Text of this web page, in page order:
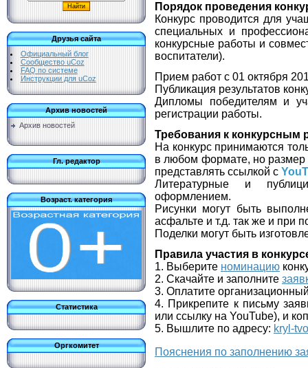
Друзья сайта
Официальный блог
Сообщество uCoz
FAQ по системе
Инструкции для uCoz
Архив новостей
Архив новостей
Гл. редактор
Возраст. категория
Статистика
Оргкомитет
Порядок проведения
Конкурс проводится для
специальных и
конкурсные работы и
воспитатели).
Прием работ с 01 октября
Публикация результатов
Дипломы победителям и
регистрации работы.
Требования к конкурсным
На конкурс принимаются
в любом формате, но
представлять ссылкой с
Литературные и
оформлением.
Рисунки могут быть
асфальте и т.д. так же и при
Поделки могут быть
Правила участия в
1. Выберите номинацию
2. Скачайте и заполните
3. Оплатите
4. Прикрепите к письму
или ссылку на YouTube), и
5. Вышлите по адресу: kryl-
Пояснения по заполнению